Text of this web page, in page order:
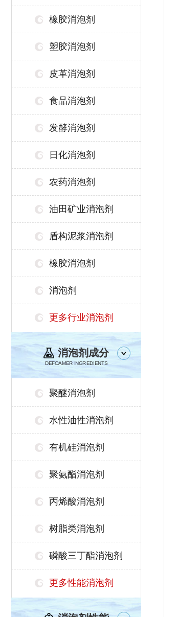
橡胶消泡剂
塑胶消泡剂
皮革消泡剂
食品消泡剂
发酵消泡剂
日化消泡剂
农药消泡剂
油田矿业消泡剂
盾构泥浆消泡剂
橡胶消泡剂
消泡剂
更多行业消泡剂
消泡剂成分
DEFOAMER INGREDIENTS
聚醚消泡剂
水性油性消泡剂
有机硅消泡剂
聚氨酯消泡剂
丙烯酸消泡剂
树脂类消泡剂
磷酸三丁酯消泡剂
更多性能消泡剂